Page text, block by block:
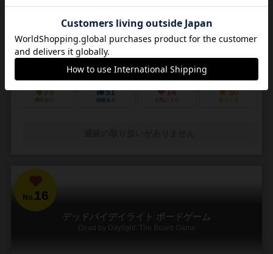
14歳～
悪夢のような街で他の狩人を出し抜いて「血の遺志」を集めろ
ＰＳ４で発売されたフロムソフトウェアのブラッドボーンのカードゲ
ーム化。 かつて栄華を極めた古都ヤーナムでは風土病「獣の病」がは
びこっていた。あなたは「獣の病」の罹患者で...
73
興味あり
51
経験あり
14
お気に入り
50
持ってる
No. 16
デッドバイデイライト ボードゲーム
Dead by Daylight: The Board Game